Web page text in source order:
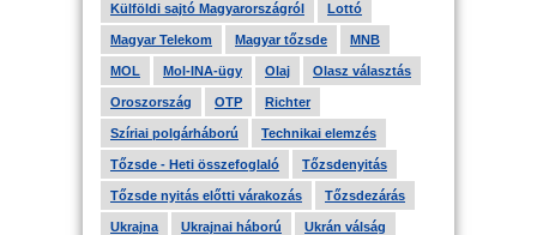
Külföldi sajtó Magyarországról Lottó
Magyar Telekom Magyar tőzsde MNB
MOL Mol-INA-ügy Olaj Olasz választás
Oroszország OTP Richter
Szíriai polgárháború Technikai elemzés
Tőzsde - Heti összefoglaló Tőzsdenyitás
Tőzsde nyitás előtti várakozás Tőzsdezárás
Ukrajna Ukrajnai háború Ukrán válság